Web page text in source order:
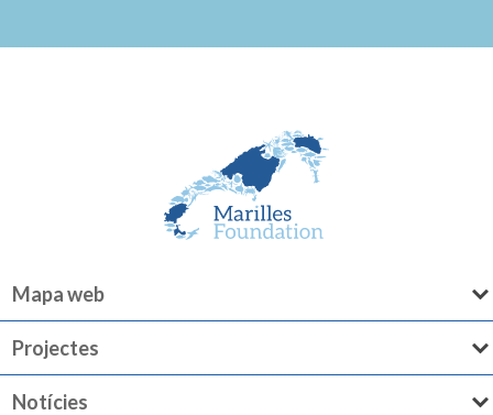
Mapa web
Projectes
Notícies